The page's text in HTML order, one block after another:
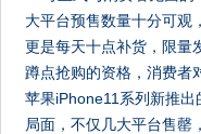
大平台预售数量十分可观
更是每天十点补货，限量
蹲点抢购的资格，消费者
苹果iPhone11系列新推出
局面，不仅几大平台售罄